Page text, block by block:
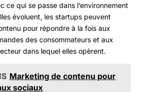
ce qui se passe dans l’environnement
évoluent, les startups peuvent
pour répondre à la fois aux
des consommateurs et aux
dans lequel elles opèrent.
Marketing de contenu pour
sociaux